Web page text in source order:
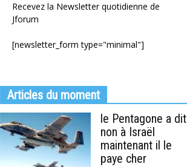
Recevez la Newsletter quotidienne de
Jforum
[newsletter_form type="minimal"]
Articles du moment
le Pentagone a dit
non à Israël
maintenant il le
paye cher